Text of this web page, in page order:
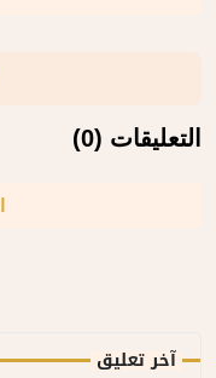
التعليقات (0)
آخر تعليق